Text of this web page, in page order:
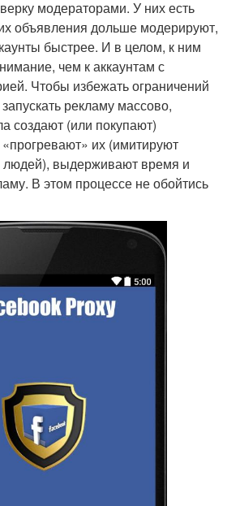
модераторами. У них есть
объявления дольше модерируют,
быстрее. И в целом, к ним
чем к аккаунтам с
Чтобы избежать ограничений
рекламу массово,
создают (или покупают)
«прогревают» их (имитируют
людей), выдерживают время и
В этом процессе не обойтись